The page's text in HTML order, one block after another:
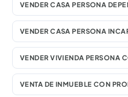
VENDER CASA PERSONA
VENDER CASA PERSONA
VENDER VIVIENDA PERSONA
VENTA DE INMUEBLE CON